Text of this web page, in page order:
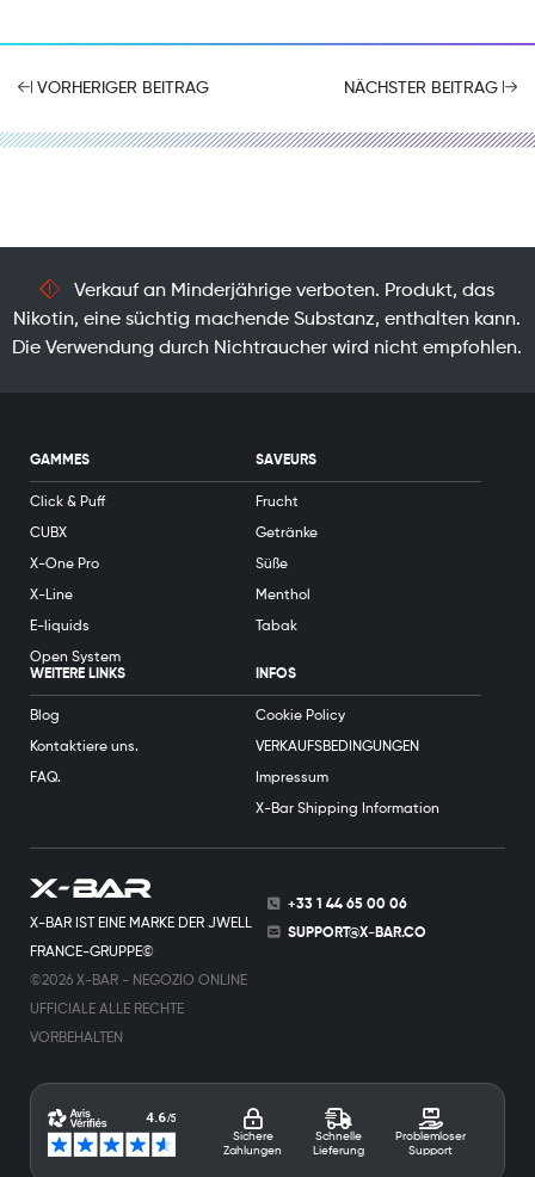
VORHERIGER BEITRAG NÄCHSTER BEITRAG
Verkauf an Minderjährige verboten. Produkt, das
Nikotin, eine süchtig machende Substanz, enthalten kann.
Die Verwendung durch Nichtraucher wird nicht empfohlen.
X-BAR IST EINE MARKE DER JWELL
FRANCE-GRUPPE©
©2026 X-BAR - NEGOZIO ONLINE
UFFICIALE ALLE RECHTE
VORBEHALTEN
+33 1 44 65 00 06
SUPPORT@X-BAR.CO
Sichere
Zahlungen
Schnelle
Lieferung
Problemloser
Support
GAMMES
Click & Puff
CUBX
X-One Pro
X-Line
E-liquids
Open System
SAVEURS
Frucht
Getränke
Süße
Menthol
Tabak
WEITERE LINKS
Blog
Kontaktiere uns.
FAQ.
INFOS
Cookie Policy
VERKAUFSBEDINGUNGEN
Impressum
X-Bar Shipping Information